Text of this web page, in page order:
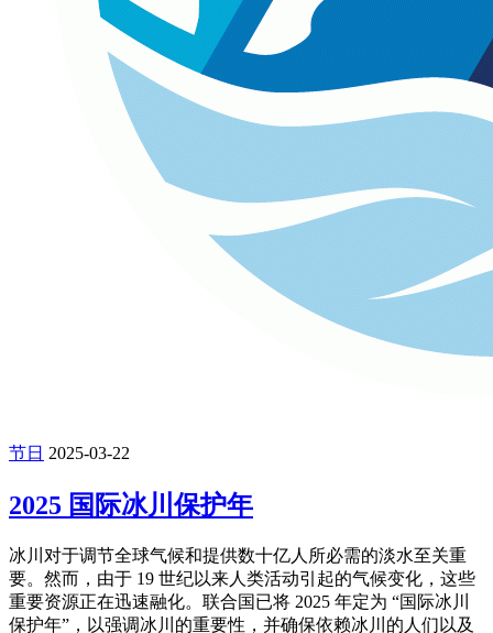
节日 2025-03-22
2025 国际冰川保护年
冰川对于调节全球气候和提供数十亿人所必需的淡水至关重
要。然而，由于 19 世纪以来人类活动引起的气候变化，这些
重要资源正在迅速融化。联合国已将 2025 年定为 “国际冰川
保护年”，以强调冰川的重要性，并确保依赖冰川的人们以及